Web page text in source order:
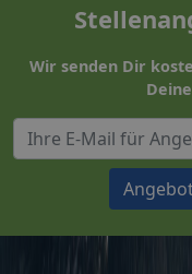
Wir senden Dir